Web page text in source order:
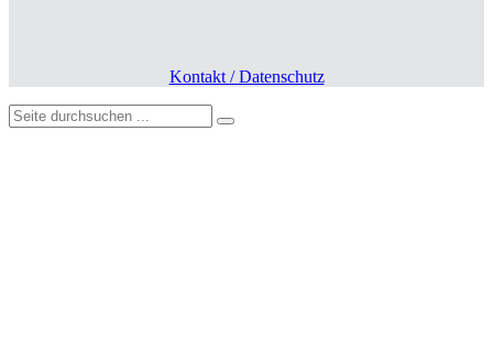
Kontakt / Datenschutz